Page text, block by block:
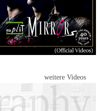
weitere Videos